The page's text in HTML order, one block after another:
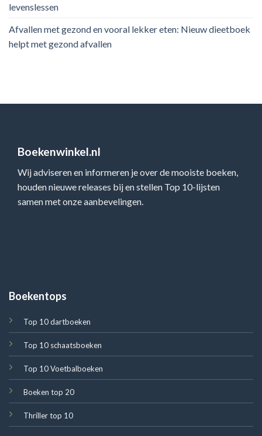
levenslessen
Afvallen met gezond en vooral lekker eten: Nieuw dieetboek
helpt met gezond afvallen
Boekenwinkel.nl
Wij adviseren en informeren je over de mooiste boeken,
houden nieuwe releases bij en stellen Top 10-lijsten
samen met onze aanbevelingen.
Boekentops
Top 10 dartboeken
Top 10 schaatsboeken
Top 10 Voetbalboeken
Boeken top 20
Thriller top 10